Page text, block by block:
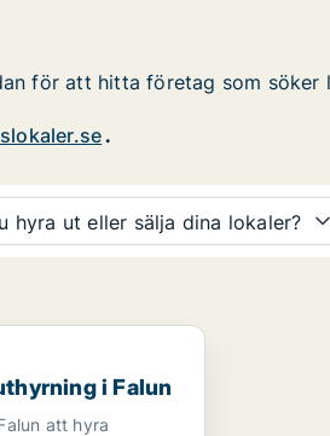
för att hitta företag som söker
.
hyra ut eller sälja dina lokaler?
i Falun
i Falun
att hyra